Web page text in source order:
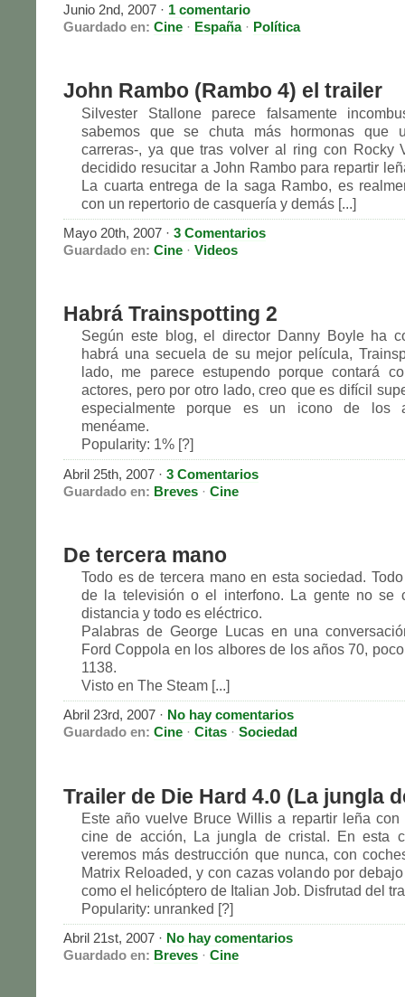
Junio 2nd, 2007 · 1 comentario
Guardado en: Cine · España· Política
John Rambo (Rambo 4) el trailer
Silvester Stallone parece falsamente
sabemos que se chuta más hormonas que
carreras-, ya que tras volver al ring con Rocky
decidido resucitar a John Rambo para repartir
La cuarta entrega de la saga Rambo, es
con un repertorio de casquería y demás [...]
Mayo 20th, 2007 · 3 Comentarios
Guardado en: Cine · Videos
Habrá Trainspotting 2
Según este blog, el director Danny Boyle ha
habrá una secuela de su mejor película,
lado, me parece estupendo porque contará
actores, pero por otro lado, creo que es difícil
especialmente porque es un icono de los
menéame.
Popularity: 1% [?]
Abril 25th, 2007 · 3 Comentarios
Guardado en: Breves · Cine
De tercera mano
Todo es de tercera mano en esta sociedad.
de la televisión o el interfono. La gente no se
distancia y todo es eléctrico.
Palabras de George Lucas en una
Ford Coppola en los albores de los años 70,
1138.
Visto en The Steam [...]
Abril 23rd, 2007 · No hay comentarios
Guardado en: Cine · Citas · Sociedad
Trailer de Die Hard 4.0 (La jungla
Este año vuelve Bruce Willis a repartir leña
cine de acción, La jungla de cristal. En esta
veremos más destrucción que nunca, con
Matrix Reloaded, y con cazas volando por
como el helicóptero de Italian Job. Disfrutad del
Popularity: unranked [?]
Abril 21st, 2007 · No hay comentarios
Guardado en: Breves · Cine